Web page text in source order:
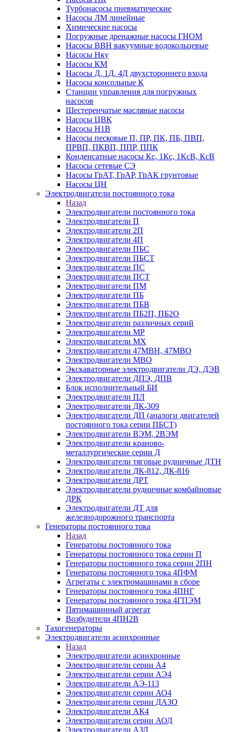
Турбонасосы пневматические
Насосы ЛМ линейные
Химические насосы
Погружные дренажные насосы ГНОМ
Насосы ВВН вакуумные водокольцевые
Насосы Нку
Насосы КМ
Насосы Д, 1Д, 4Д двухстороннего входа
Насосы консольные К
Станции управления для погружных
насосов
Шестеренчатые масляные насосы
Насосы ЦВК
Насосы Н1В
Насосы песковые П, ПР, ПК, ПБ, ПВП,
ПРВП, ПКВП, ППР, ППК
Конденсатные насосы Кс, 1Кс, 1КсВ, КсВ
Насосы сетевые СЭ
Насосы ГрАТ, ГрАР, ГрАК грунтовые
Насосы ЦН
Электродвигатели постоянного тока
Назад
Электродвигатели постоянного тока
Электродвигатели П
Электродвигатели 2П
Электродвигатели 4П
Электродвигатели ПБС
Электродвигатели ПБСТ
Электродвигатели ПС
Электродвигатели ПСТ
Электродвигатели ПМ
Электродвигатели ПБ
Электродвигатели ПБВ
Электродвигатели ПБ2П, ПБ2О
Электродвигатели различных серий
Электродвигатели МР
Электродвигатели MX
Электродвигатели 47MBH, 47МВО
Электродвигатели MBO
Экскаваторные электродвигатели ДЭ, ДЭВ
Электродвигатели ДПЭ, ДПВ
Блок исполнительный БИ
Электродвигатели ПЛ
Электродвигатели ДК-309
Электродвигатели ДП (аналоги двигателей
постоянного тока серии ПБСТ)
Электродвигатели ВЭМ, 2ВЭМ
Электродвигатели краново-
металлургические серии Д
Электродвигатели тяговые рудничные ДТН
Электродвигатели ДК-812, ДК-816
Электродвигатели ДРТ
Электродвигатели рудничные комбайновые
ДРК
Электродвигатели ДТ для
железнодорожного транспорта
Генераторы постоянного тока
Назад
Генераторы постоянного тока
Генераторы постоянного тока серии П
Генераторы постоянного тока серии 2ПН
Генераторы постоянного тока 4ПФМ
Агрегаты с электромашинами в сборе
Генераторы постоянного тока 4ПНГ
Генераторы постоянного тока 4ГПЭМ
Пятимашинный агрегат
Возбудители 4ПН2В
Тахогенераторы
Электродвигатели асинхронные
Назад
Электродвигатели асинхронные
Электродвигатели серии А4
Электродвигатели серии АЭ4
Электродвигатели АЭ-113
Электродвигатели серии АО4
Электродвигатели серии ДАЗО
Электродвигатели АК4
Электродвигатели серии АОД
Электродвигатели АЗД